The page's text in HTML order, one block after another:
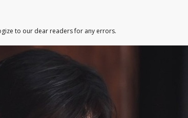
to our dear readers for any errors.